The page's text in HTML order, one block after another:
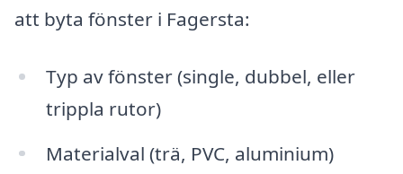
att byta fönster i Fagersta:
Typ av fönster (single, dubbel, eller
trippla rutor)
Materialval (trä, PVC, aluminium)